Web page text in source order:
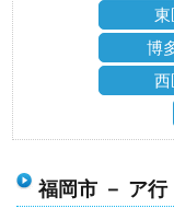
東
博
西
福岡市 － ア行